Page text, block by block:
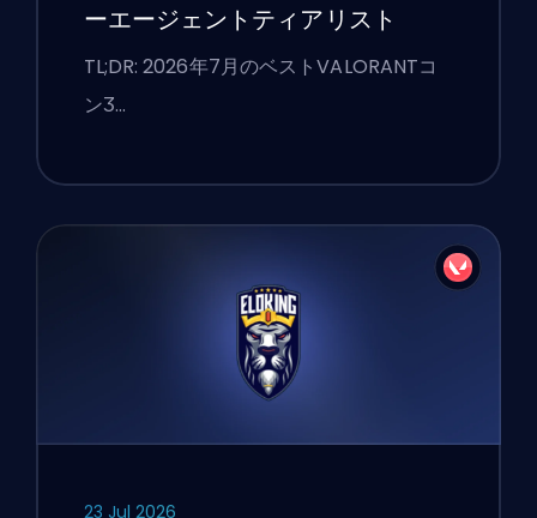
ーエージェントティアリスト
TL;DR: 2026年7月のベストVALORANTコ
ンӠ…
23 Jul 2026